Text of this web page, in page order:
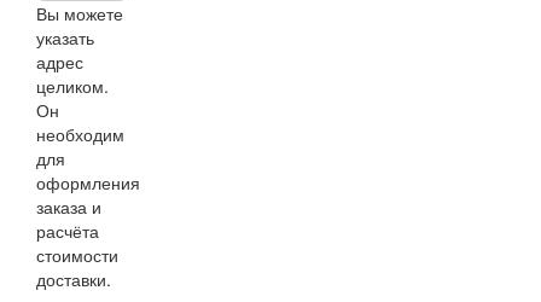
Вы можете
указать
адрес
целиком.
Он
необходим
для
оформления
заказа и
расчёта
стоимости
доставки.